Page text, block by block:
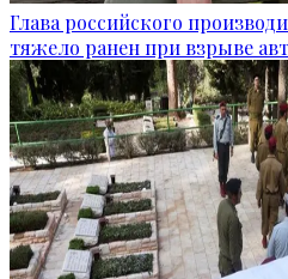
Глава российского
тяжело ранен при взрыве